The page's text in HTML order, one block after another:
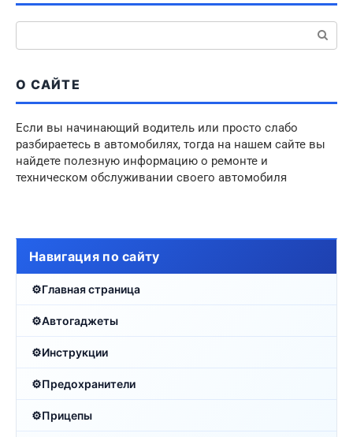
Поиск:
О САЙТЕ
Если вы начинающий водитель или просто слабо
разбираетесь в автомобилях, тогда на нашем сайте вы
найдете полезную информацию о ремонте и
техническом обслуживании своего автомобиля
Навигация по сайту
Главная страница
Автогаджеты
Инструкции
Предохранители
Прицепы